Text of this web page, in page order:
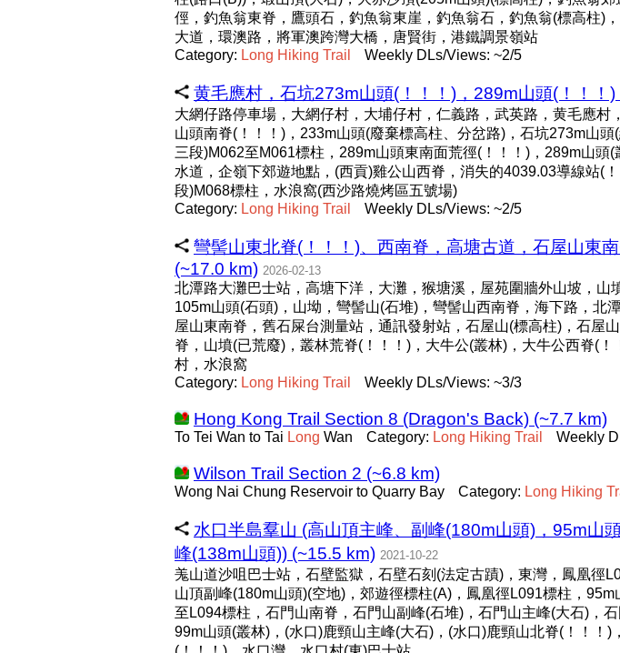
俓，釣魚翁東脊，鷹頭石，釣魚翁東崖，釣魚翁石，釣魚翁(標高柱)
大道，環澳路，將軍澳跨灣大橋，唐賢街，港鐵調景嶺站
Category: Long Hiking Trail Weekly DLs/Views: ~2/5
黄毛應村，石坑273m山頭(！！！)，289m山頭(！！！
大網仔路停車場，大網仔村，大埔仔村，仁義路，武英路，黄毛應
山頭南脊(！！！)，233m山頭(廢棄標高柱、分岔路)，石坑273m山
三段)M062至M061標柱，289m山頭東南面荒徑(！！！)，289m山頭
水道，企嶺下郊遊地點，(西貢)雞公山西脊，消失的4039.03導線站(
段)M068標柱，水浪窩(西沙路燒烤區五號場)
Category: Long Hiking Trail Weekly DLs/Views: ~2/5
彎髻山東北脊(！！！)、西南脊，高塘古道，石屋山東
(~17.0 km) 2026-02-13
北潭路大灘巴士站，高塘下洋，大灘，猴塘溪，屋苑圍牆外山坡，山
105m山頭(石頭)，山坳，彎髻山(石堆)，彎髻山西南脊，海下路，
屋山東南脊，舊石屎台測量站，通訊發射站，石屋山(標高柱)，石屋
脊，山墳(已荒廢)，叢林荒脊(！！！)，大牛公(叢林)，大牛公西脊(
村，水浪窩
Category: Long Hiking Trail Weekly DLs/Views: ~3/3
Hong Kong Trail Section 8 (Dragon's Back) (~7.7 km)
To Tei Wan to Tai Long Wan Category: Long Hiking Trail Weekly
Wilson Trail Section 2 (~6.8 km)
Wong Nai Chung Reservoir to Quarry Bay Category: Long Hiking
水口半島羣山 (高山頂主峰、副峰(180m山頭)，95m山
峰(138m山頭)) (~15.5 km) 2021-10-22
羗山道沙咀巴士站，石壁監獄，石壁石刻(法定古蹟)，東灣，鳳凰徑
山頂副峰(180m山頭)(空地)，郊遊徑標柱(A)，鳳凰徑L091標柱，
至L094標柱，石門山南脊，石門山副峰(石堆)，石門山主峰(大石)，
99m山頭(叢林)，(水口)鹿頸山主峰(大石)，(水口)鹿頸山北脊(！！！